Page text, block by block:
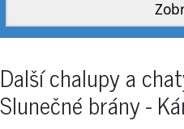
Další chalupy a
Slunečné brány -